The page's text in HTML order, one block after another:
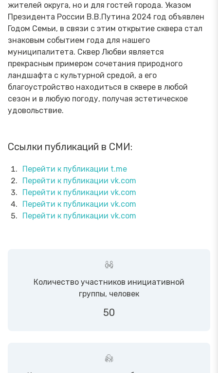
жителей округа, но и для гостей города. Указом
Президента России В.В.Путина 2024 год объявлен
Годом Семьи, в связи с этим открытие сквера стал
знаковым событием года для нашего
муниципалитета. Сквер Любви является
прекрасным примером сочетания природного
ландшафта с культурной средой, а его
благоустройство находиться в сквере в любой
сезон и в любую погоду, получая эстетическое
удовольствие.
Ссылки публикаций в СМИ:
Перейти к публикации t.me
Перейти к публикации vk.com
Перейти к публикации vk.com
Перейти к публикации vk.com
Перейти к публикации vk.com
Количество участников инициативной
группы, человек
50